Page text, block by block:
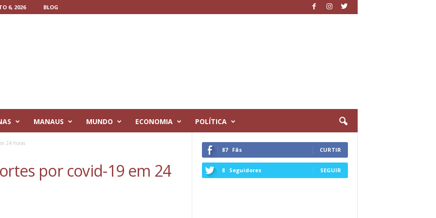
6, 2026 BLOG
MANAUS MUNDO ECONOMIA POLÍTICA
24 horas
por covid-19 em 24
87 Fãs CURTIR
8 Seguidores SEGUIR